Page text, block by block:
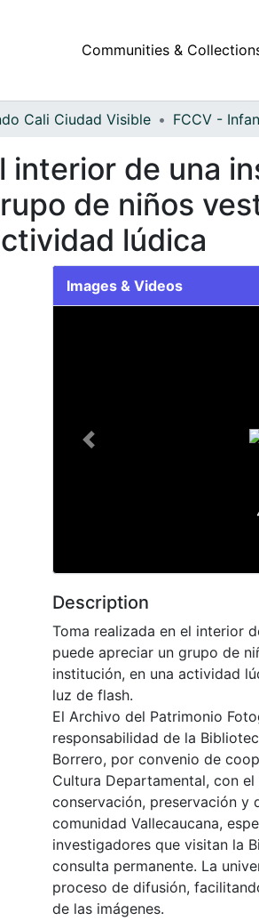
Communities &
Cali Ciudad Visible
interior de una
de niños
lúdica
Images & Videos
Previous
Description
Toma realizada en el interior
puede apreciar un grupo de
institución, en una actividad
luz de flash.
El Archivo del Patrimonio
responsabilidad de la
Borrero, por convenio de
Cultura Departamental, con
conservación, preservación y
comunidad Vallecaucana,
investigadores que visitan la
consulta permanente. La
proceso de difusión,
de las imágenes.